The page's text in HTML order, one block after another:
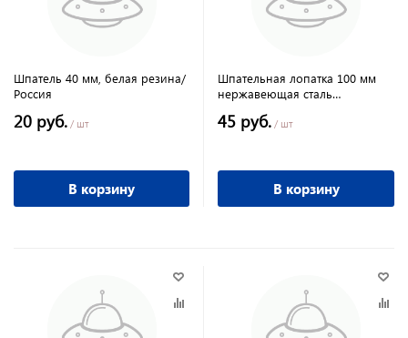
Шпатель 40 мм, белая резина/
Россия
20 руб. / шт
В корзину
Шпательная лопатка 100 мм
нержавеющая сталь
45 руб. / шт
В корзину